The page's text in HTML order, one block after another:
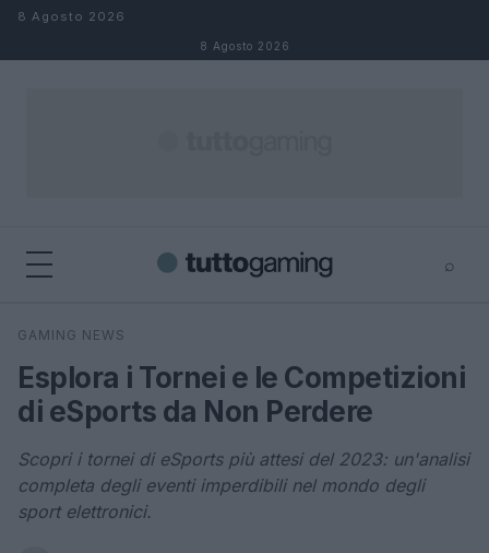
Salta al contenuto
8 Agosto 2026
8 Agosto 2026
⌕
Cerca
GAMING NEWS
Esplora i Tornei e le Competizioni
di eSports da Non Perdere
Scopri i tornei di eSports più attesi del 2023: un'analisi
completa degli eventi imperdibili nel mondo degli
sport elettronici.